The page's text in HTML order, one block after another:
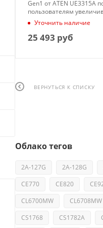
Gen1 от ATEN UE3315A
пользователям
расстояние между
USB-устройствами до 15
Уточнить наличие
25 493 руб
ВЕРНУТЬСЯ К СПИСКУ
Облако тегов
2A-127G 2A-128G
CE770
CE820
CL6700MW
CL6708MW
CS1768
CS1782A